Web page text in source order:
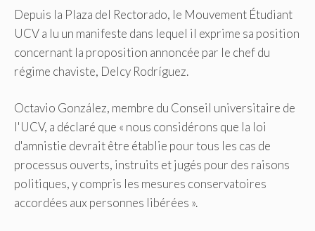
Depuis la Plaza del Rectorado, le Mouvement Étudiant
UCV a lu un manifeste dans lequel il exprime sa position
concernant la proposition annoncée par le chef du
régime chaviste, Delcy Rodríguez.
Octavio González, membre du Conseil universitaire de
l'UCV, a déclaré que « nous considérons que la loi
d'amnistie devrait être établie pour tous les cas de
processus ouverts, instruits et jugés pour des raisons
politiques, y compris les mesures conservatoires
accordées aux personnes libérées ».